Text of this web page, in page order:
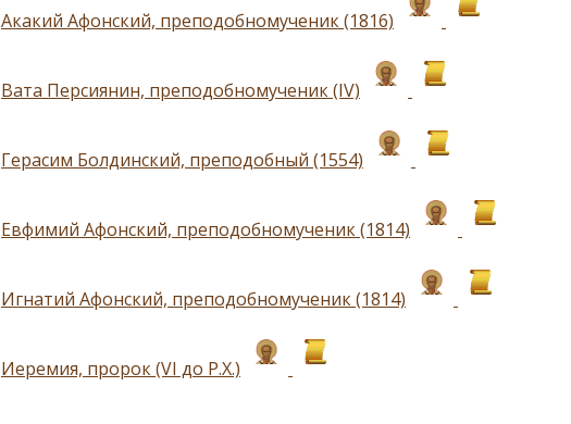
Акакий Афонский, преподобномученик (1816)
Вата Персиянин, преподобномученик (IV)
Герасим Болдинский, преподобный (1554)
Евфимий Афонский, преподобномученик (1814)
Игнатий Афонский, преподобномученик (1814)
Иеремия, пророк (VI до Р.Х.)